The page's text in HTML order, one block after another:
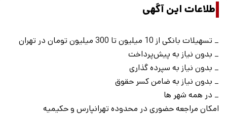
اطلاعات این آگهی
_ تسهیلات بانکی از 10 میلیون تا 300 میلیون تومان در تهران
_ بدون نیاز به پیش‌پرداخت
_ بدون نیاز به سپرده گذاری
_ بدون نیاز به ضامن کسر حقوق
_ در همه شهر ها
امکان مراجعه حضوری در محدوده تهرانپارس و حکیمیه